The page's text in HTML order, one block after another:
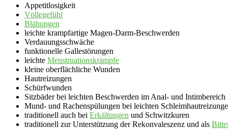
Appetitlosigkeit
Völlegefühl
Blähungen
leichte krampfartige Magen-Darm-Beschwerden
Verdauungsschwäche
funktionelle Gallestörungen
leichte Menstruationskrämpfe
kleine oberflächliche Wunden
Hautreizungen
Schürfwunden
Sitzbäder bei leichten Beschwerden im Anal- und Intimbereich
Mund- und Rachenspülungen bei leichten
traditionell auch bei Erkältungen und Schwitzkuren
traditionell zur Unterstützung der Rekonvaleszenz und als